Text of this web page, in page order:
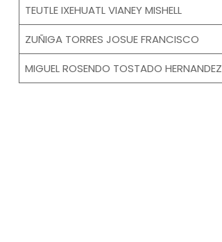
TEUTLE IXEHUATL VIANEY MISHELL
ZUÑIGA TORRES JOSUE FRANCISCO
MIGUEL ROSENDO TOSTADO HERNANDEZ